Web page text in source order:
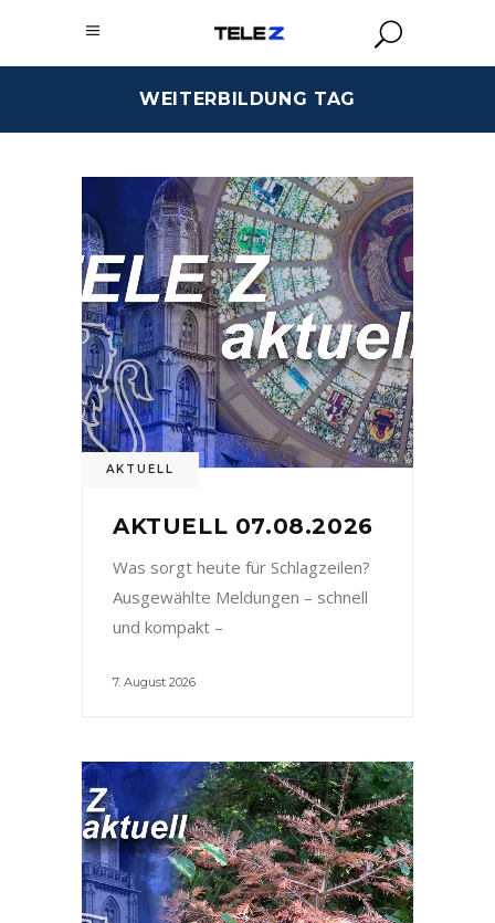
WEITERBILDUNG TAG
AKTUELL
AKTUELL 07.08.2026
Was sorgt heute für Schlagzeilen?
Ausgewählte Meldungen – schnell
und kompakt –
7. August 2026